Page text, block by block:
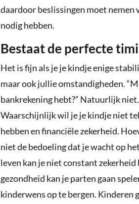
daardoor beslissingen moet
nodig hebben.
Bestaat de perfecte
Het is fijn als je je kindje enige
maar ook jullie omstandigheden.
bankrekening hebt?” Natuurlijk
Waarschijnlijk wil je je kindje niet
hebben en financiële zekerheid.
niet de bedoeling dat je wacht op
leven kan je niet constant
gezondheid kan je parten gaan
kinderwens op te bergen.